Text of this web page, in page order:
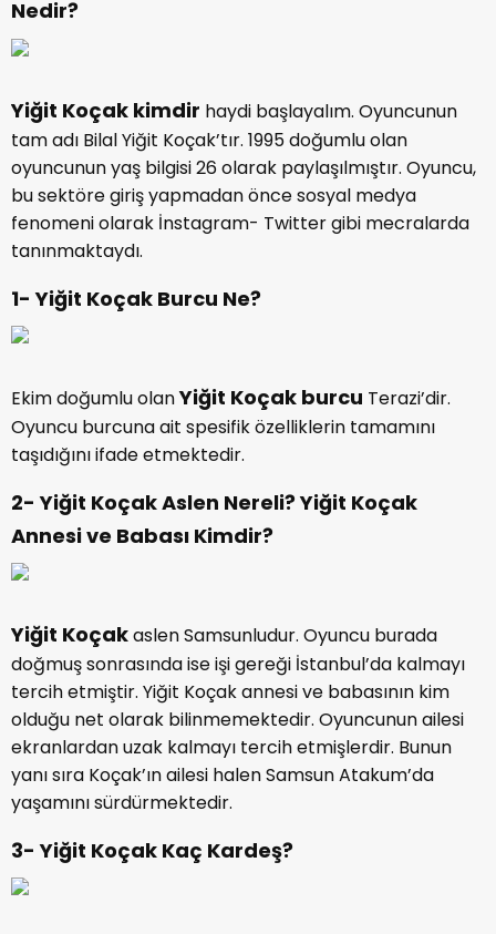
Nedir?
Yiğit Koçak kimdir haydi başlayalım. Oyuncunun
tam adı Bilal Yiğit Koçak’tır. 1995 doğumlu olan
oyuncunun yaş bilgisi 26 olarak paylaşılmıştır. Oyuncu,
bu sektöre giriş yapmadan önce sosyal medya
fenomeni olarak İnstagram- Twitter gibi mecralarda
tanınmaktaydı.
1- Yiğit Koçak Burcu Ne?
Ekim doğumlu olanYiğit Koçak burcu Terazi’dir.
Oyuncu burcuna ait spesifik özelliklerin tamamını
taşıdığını ifade etmektedir.
2- Yiğit Koçak Aslen Nereli? Yiğit Koçak
Annesi ve Babası Kimdir?
Yiğit Koçakaslen Samsunludur. Oyuncu burada
doğmuş sonrasında ise işi gereği İstanbul’da kalmayı
tercih etmiştir. Yiğit Koçak annesi ve babasının kim
olduğu net olarak bilinmemektedir. Oyuncunun ailesi
ekranlardan uzak kalmayı tercih etmişlerdir. Bunun
yanı sıra Koçak’ın ailesi halen Samsun Atakum’da
yaşamını sürdürmektedir.
3- Yiğit Koçak Kaç Kardeş?